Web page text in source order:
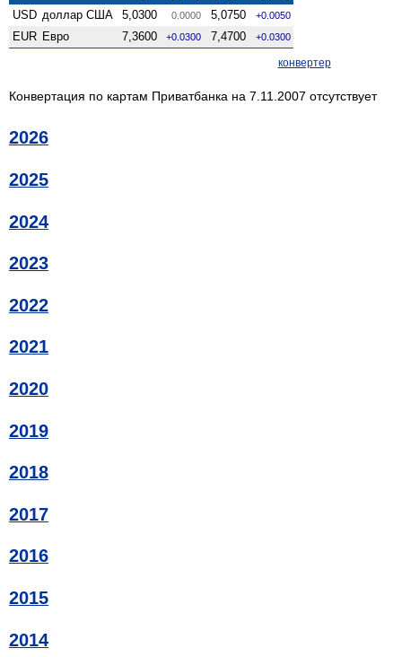
USD доллар США 5,0300 0.0000 5,0750 +0.0050
EUR Евро 7,3600 +0.0300 7,4700 +0.0300
конвертер
Конвертация по картам Приватбанка на 7.11.2007 отсутствует
2026
2025
2024
2023
2022
2021
2020
2019
2018
2017
2016
2015
2014